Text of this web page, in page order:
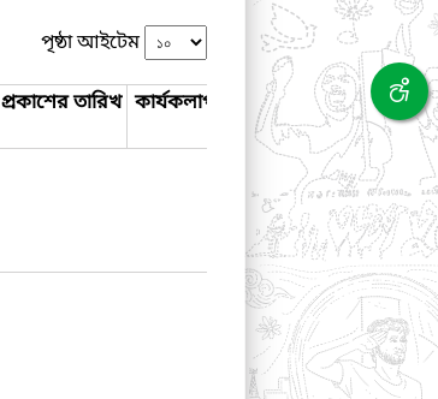
পৃষ্ঠা আইটেম
প্রকাশের তারিখ কার্যকলাপ